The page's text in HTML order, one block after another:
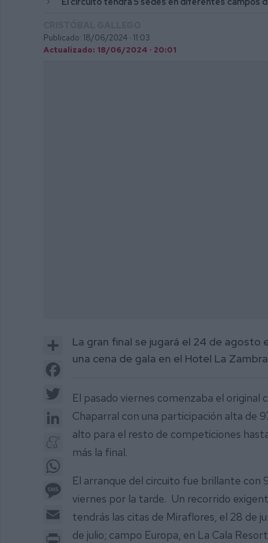
Publicado: 18/06/2024 · 11:03
Actualizado: 18/06/2024 · 20:01
Share
Facebook
LinkedIn
Meneame
Message
Print
La gran final se jugará el 24 de agosto
una cena de gala en el Hotel La Zambra
El pasado viernes comenzaba el
Chaparral con una participación alta de
alto para el resto de competiciones
más la final.
El arranque del circuito fue brillante con
viernes por la tarde. Un recorrido
tendrás las citas de Miraflores, el 28 de
de julio; campo Europa, en La Cala